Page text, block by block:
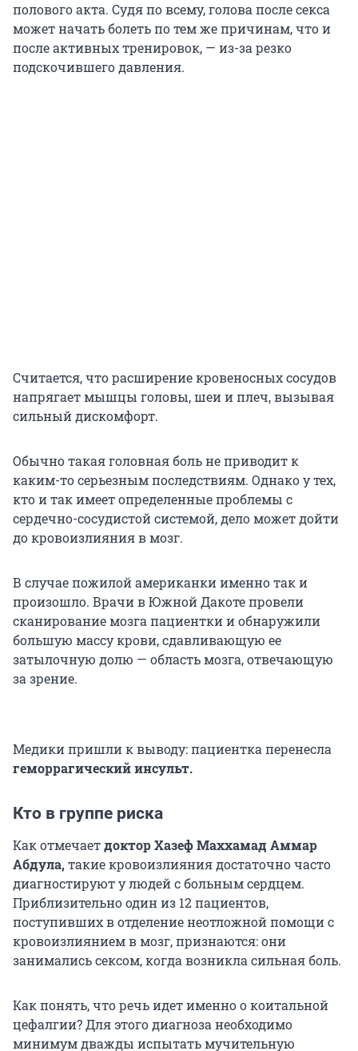
полового акта. Судя по всему, голова после секса
может начать болеть по тем же причинам, что и
после активных тренировок, — из-за резко
подскочившего давления.
Считается, что расширение кровеносных сосудов
напрягает мышцы головы, шеи и плеч, вызывая
сильный дискомфорт.
Обычно такая головная боль не приводит к
каким-то серьезным последствиям. Однако у тех,
кто и так имеет определенные проблемы с
сердечно-сосудистой системой, дело может дойти
до кровоизлияния в мозг.
В случае пожилой американки именно так и
произошло. Врачи в Южной Дакоте провели
сканирование мозга пациентки и обнаружили
большую массу крови, сдавливающую ее
затылочную долю — область мозга, отвечающую
за зрение.
Медики пришли к выводу: пациентка перенесла
геморрагический инсульт.
Кто в группе риска
Как отмечаетдоктор Хазеф Маххамад Аммар
Абдула,такие кровоизлияния достаточно часто
диагностируют у людей с больным сердцем.
Приблизительно один из 12 пациентов,
поступивших в отделение неотложной помощи с
кровоизлиянием в мозг, признаются: они
занимались сексом, когда возникла сильная боль.
Как понять, что речь идет именно о коитальной
цефалгии? Для этого диагноза необходимо
минимум дважды испытать мучительную